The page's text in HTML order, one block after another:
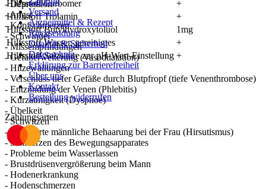
- Depression
- Angst
- Kopfschmerzen
- Schwindel
- Missempfindungen
- Gefäßerweiterung (Vasodilatation)
- Hitzewallungen
- Verschluss tiefer Gefäße durch Blutpfropf (tiefe Venenthrombose)
- Entzündung der Venen (Phlebitis)
- Kurzatmigkeit (Dyspnoe)
- Übelkeit
- Schwitzen
- Vermehrte männliche Behaarung bei der Frau (Hirsutismus)
- Schmerzen des Bewegungsapparates
- Probleme beim Wasserlassen
- Brustdrüsenvergrößerung beim Mann
- Hodenerkrankung
- Hodenschmerzen
Hilfsstoff Carbomer
+
Hilfsstoff Trolamin
+
Hilfsstoff Butylhydroxytoluol
1mg
Hilfsstoff Wasser, gereinigtes
+
Hilfsstoff Salzsäure zur pH-Wert-Einstellung +
Versand
Arzneimittel & Rezept
Rücksendung
Qualität & Sicherheit
Datenschutz
Erklärung zur Barrierefreiheit
Über uns
Kontakt
Bestellung widerrufen
Zahlungsarten